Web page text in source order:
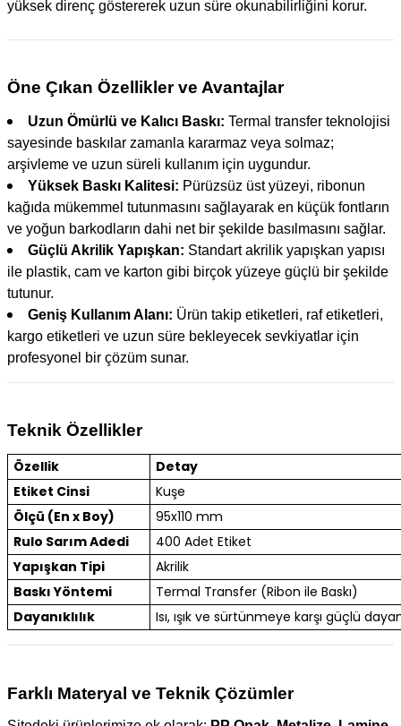
yüksek direnç göstererek uzun süre okunabilirliğini korur.
Öne Çıkan Özellikler ve Avantajlar
Uzun Ömürlü ve Kalıcı Baskı: Termal transfer teknolojisi
sayesinde baskılar zamanla kararmaz veya solmaz;
arşivleme ve uzun süreli kullanım için uygundur.
Yüksek Baskı Kalitesi: Pürüzsüz üst yüzeyi, ribonun
kağıda mükemmel tutunmasını sağlayarak en küçük fontların
ve yoğun barkodların dahi net bir şekilde basılmasını sağlar.
Güçlü Akrilik Yapışkan: Standart akrilik yapışkan yapısı
ile plastik, cam ve karton gibi birçok yüzeye güçlü bir şekilde
tutunur.
Geniş Kullanım Alanı: Ürün takip etiketleri, raf etiketleri,
kargo etiketleri ve uzun süre bekleyecek sevkiyatlar için
profesyonel bir çözüm sunar.
Teknik Özellikler
Özellik
Detay
Etiket Cinsi
Kuşe
Ölçü (En x Boy)
95x110 mm
Rulo Sarım Adedi
400 Adet Etiket
Yapışkan Tipi
Akrilik
Baskı Yöntemi
Termal Transfer (Ribon ile Baskı)
Dayanıklılık
Isı, ışık ve sürtünmeye karşı güçlü
Farklı Materyal ve Teknik Çözümler